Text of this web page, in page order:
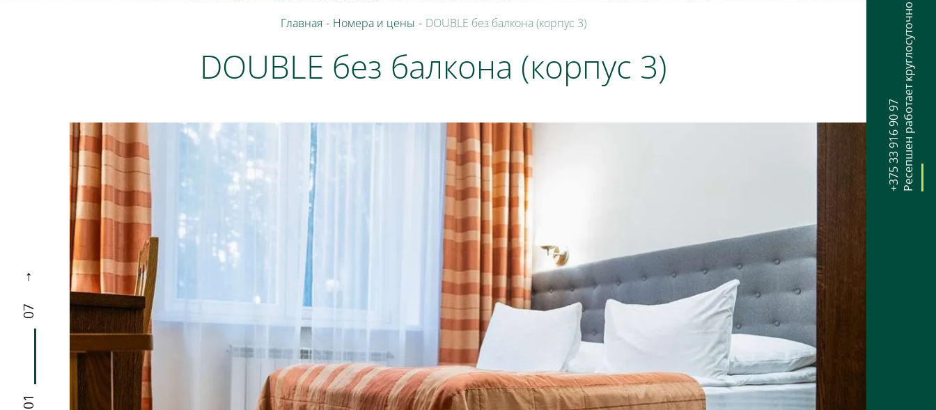
+375 33 916 90 97Ресепшен работает круглосуточно
Главная - Номера и цены - DOUBLE без балкона (корпус 3)
DOUBLE без балкона (корпус 3)
01
07